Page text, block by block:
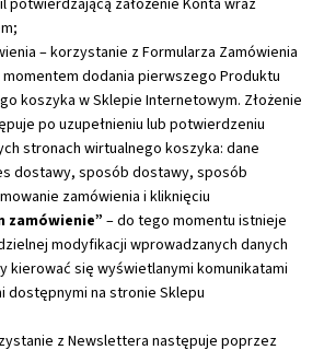
– korzystanie z Formularza Zamówienia
dodania pierwszego Produktu
koszyka w Sklepie Internetowym. Złożenie
po uzupełnieniu lub potwierdzeniu
stronach wirtualnego koszyka: dane
dostawy, sposób dostawy, sposób
zamówienia i kliknięciu
zamówienie” – do tego momentu istnieje
modyfikacji wprowadzanych danych
kierować się wyświetlanymi komunikatami
dostępnymi na stronie Sklepu
z Newslettera następuje poprzez